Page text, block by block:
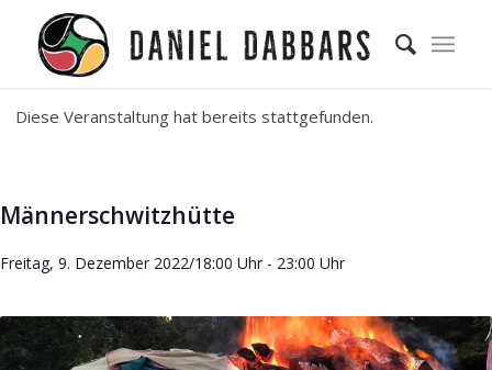
Diese Veranstaltung hat bereits stattgefunden.
Männerschwitzhütte
Freitag, 9. Dezember 2022/18:00 Uhr - 23:00 Uhr